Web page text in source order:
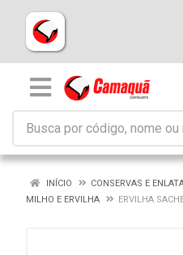
INÍCIO
CONSERVAS E
MILHO E ERVILHA
ERVILHA